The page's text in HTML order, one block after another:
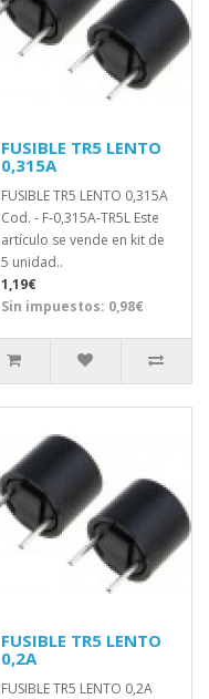
FUSIBLE TR5 LENTO
0,315A
FUSIBLE TR5 LENTO 0,315A
Cod. - F-0,315A-TR5L Este
artículo se vende en kit de
5 unidad..
1,19€
Sin impuestos: 0,98€
FUSIBLE TR5 LENTO
0,2A
FUSIBLE TR5 LENTO 0,2A